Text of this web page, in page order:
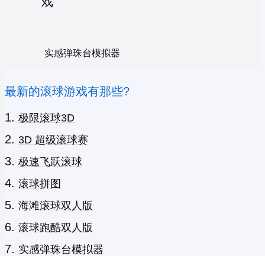
实感弹珠台模拟器
最新的滚球游戏有那些?
极限滚球3D
3D 超级滚球赛
极速飞跃滚球
滚球拼图
海滩滚球双人版
滚球跑酷双人版
实感弹珠台模拟器